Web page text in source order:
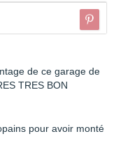
de ce garage de
TRES BON
pour avoir monté